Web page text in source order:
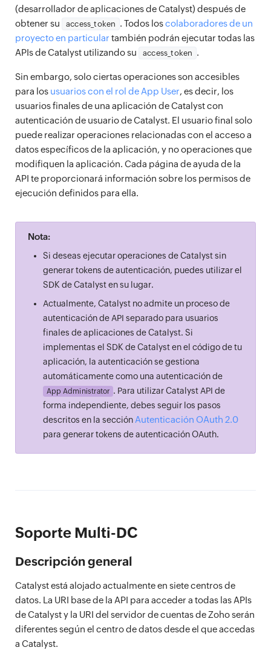
(desarrollador de aplicaciones de Catalyst) después de
obtener su
access_token . Todos loscolaboradores de un
proyecto en particular también podrán ejecutar todas las
APIs de Catalyst utilizando su
access_token .
Sin embargo, solo ciertas operaciones son accesibles
para los usuarios con el rol de App User, es decir, los
usuarios finales de una aplicación de Catalyst con
autenticación de usuario de Catalyst. El usuario final solo
puede realizar operaciones relacionadas con el acceso a
datos específicos de la aplicación, y no operaciones que
modifiquen la aplicación. Cada página de ayuda de la
API te proporcionará información sobre los permisos de
ejecución definidos para ella.
Nota:
Si deseas ejecutar operaciones de Catalyst sin
generar tokens de autenticación, puedes utilizar el
SDK de Catalyst en su lugar.
Actualmente, Catalyst no admite un proceso de
autenticación de API separado para usuarios
finales de aplicaciones de Catalyst. Si
implementas el SDK de Catalyst en el código de tu
aplicación, la autenticación se gestiona
automáticamente como una autenticación de
App Administrator . Para utilizar Catalyst API de
forma independiente, debes seguir los pasos
descritos en la sección Autenticación OAuth 2.0
para generar tokens de autenticación OAuth.
Soporte Multi-DC
Descripción general
Catalyst está alojado actualmente en siete centros de
datos. La URI base de la API para acceder a todas las APIs
de Catalyst y la URI del servidor de cuentas de Zoho serán
diferentes según el centro de datos desde el que accedas
a Catalyst.